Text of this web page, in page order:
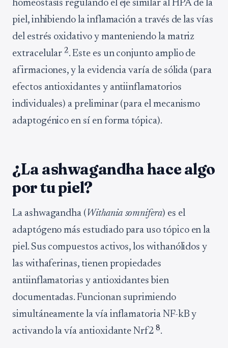
homeostasis regulando el eje similar al HPA de la
piel, inhibiendo la inflamación a través de las vías
del estrés oxidativo y manteniendo la matriz
extracelular2. Este es un conjunto amplio de
afirmaciones, y la evidencia varía de sólida (para
efectos antioxidantes y antiinflamatorios
individuales) a preliminar (para el mecanismo
adaptogénico en sí en forma tópica).
¿La ashwagandha hace algo
por tu piel?
La ashwagandha ( Withania somnifera) es el
adaptógeno más estudiado para uso tópico en la
piel. Sus compuestos activos, los withanólidos y
las withaferinas, tienen propiedades
antiinflamatorias y antioxidantes bien
documentadas. Funcionan suprimiendo
simultáneamente la vía inflamatoria NF-kB y
activando la vía antioxidante Nrf2 8.